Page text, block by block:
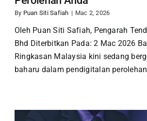
By Puan Siti Safiah | Mac 2, 2026
Oleh Puan Siti Safiah, Pengarah
Bhd Diterbitkan Pada: 2 Mac 2026
Ringkasan Malaysia kini sedang
baharu dalam pendigitalan